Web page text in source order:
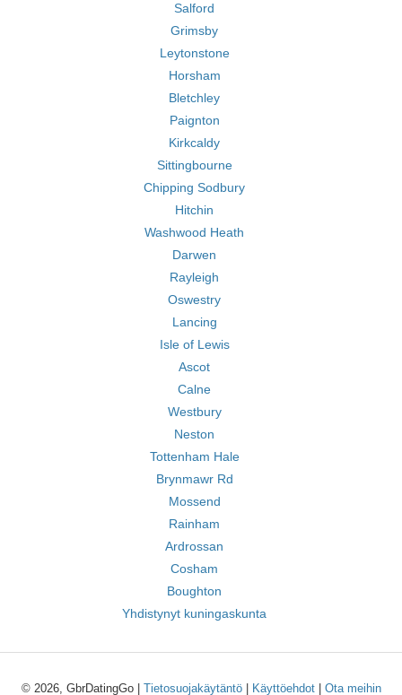
Salford
Grimsby
Leytonstone
Horsham
Bletchley
Paignton
Kirkcaldy
Sittingbourne
Chipping Sodbury
Hitchin
Washwood Heath
Darwen
Rayleigh
Oswestry
Lancing
Isle of Lewis
Ascot
Calne
Westbury
Neston
Tottenham Hale
Brynmawr Rd
Mossend
Rainham
Ardrossan
Cosham
Boughton
Yhdistynyt kuningaskunta
© 2026, GbrDatingGo | Tietosuojakäytäntö| Käyttöehdot| Ota meihin